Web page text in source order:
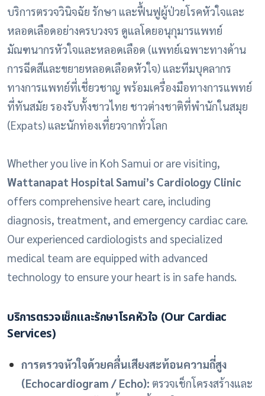
บริการตรวจวินิจฉัย รักษา และฟื้นฟูผู้ป่วยโรคหัวใจและ
หลอดเลือดอย่างครบวงจร ดูแลโดยอนุกุมารแพทย์
มัณฑนากรหัวใจและหลอดเลือด (แพทย์เฉพาะทางด้าน
การฉีดสีและขยายหลอดเลือดหัวใจ) และทีมบุคลากร
ทางการแพทย์ที่เชี่ยวชาญ พร้อมเครื่องมือทางการแพทย์
ที่ทันสมัย รองรับทั้งชาวไทย ชาวต่างชาติที่พำนักในสมุย
(Expats) และนักท่องเที่ยวจากทั่วโลก
Whether you live in Koh Samui or are visiting,
Wattanapat Hospital Samui’s Cardiology Clinic
offers comprehensive heart care, including
diagnosis, treatment, and emergency cardiac care.
Our experienced cardiologists and specialized
medical team are equipped with advanced
technology to ensure your heart is in safe hands.
บริการตรวจเช็กและรักษาโรคหัวใจ (Our Cardiac
Services)
การตรวจหัวใจด้วยคลื่นเสียงสะท้อนความถี่สูง
(Echocardiogram / Echo): ตรวจเช็กโครงสร้างและ